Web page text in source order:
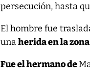
persecución, hasta
El hombre fue
unaherida en la
Fue el hermano de